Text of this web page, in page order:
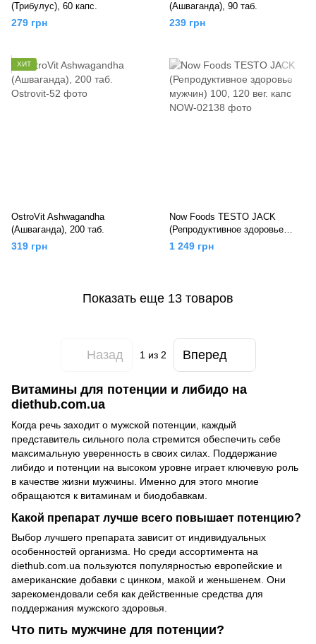
(Трибулус), 60 капс.
279 грн
(Ашваганда), 90 таб.
239 грн
ХИТ
OstroVit Ashwagandha
(Ашваганда), 200 таб.
319 грн
Now Foods TESTO JACK
(Репродуктивное здоровье
мужчин) 100, 120 вег. капс
1 249 грн
Показать еще 13 товаров
Назад 1 из 2 Вперед
Витамины для потенции и либидо на
diethub.com.ua
Когда речь заходит о мужской потенции, каждый
представитель сильного пола стремится обеспечить себе
максимальную уверенность в своих силах. Поддержание
либидо и потенции на высоком уровне играет ключевую роль
в качестве жизни мужчины. Именно для этого многие
обращаются к витаминам и биодобавкам.
Какой препарат лучше всего повышает потенцию?
Выбор лучшего препарата зависит от индивидуальных
особенностей организма. Но среди ассортимента на
diethub.com.ua пользуются популярностью европейские и
американские добавки с цинком, макой и женьшенем. Они
зарекомендовали себя как действенные средства для
поддержания мужского здоровья.
Что пить мужчине для потенции?